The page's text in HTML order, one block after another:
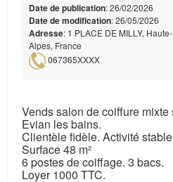
Date de publication: 26/02/2026
Date de modification: 26/05/2026
Adresse: 1 PLACE DE MILLY,
Alpes, France
067365XXXX
Vends salon de coiffure
Evian les bains.
Clientèle fidèle. Activité
Surface 48 m²
6 postes de coiffage. 3 bacs.
Loyer 1000 TTC.